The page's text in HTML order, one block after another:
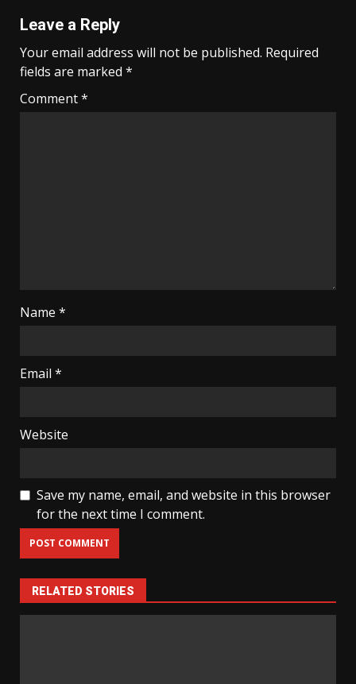
Leave a Reply
Your email address will not be published. Required
fields are marked *
Comment*
Name *
Email *
Website
Save my name, email, and website in this browser
for the next time I comment.
RELATED STORIES